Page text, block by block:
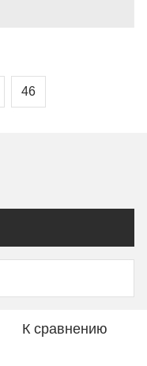
46
К сравнению